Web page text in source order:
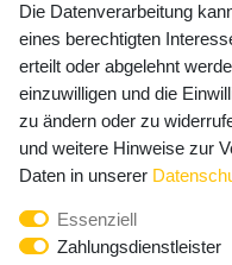
Newsletter
E-MAIL **
Newsletter
Honig
Hiermit bestätige ich,
widerrufen.**
Die Datenverarbeitung
eines berechtigten
erteilt oder abgelehnt
einzuwilligen und die
zu ändern oder zu
und weitere Hinweise zur
Daten in unserer
Essenziell
Zahlungsdienstleister